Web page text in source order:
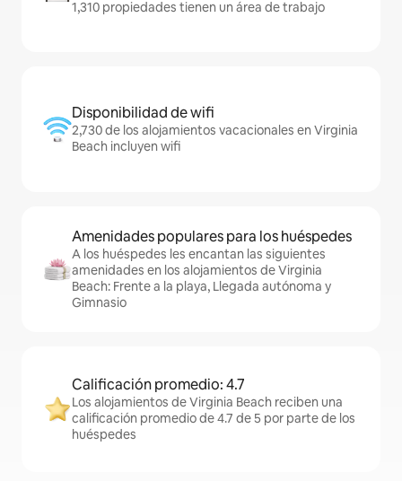
1,310 propiedades tienen un área de trabajo
Disponibilidad de wifi
2,730 de los alojamientos vacacionales en Virginia
Beach incluyen wifi
Amenidades populares para los huéspedes
A los huéspedes les encantan las siguientes
amenidades en los alojamientos de Virginia
Beach: Frente a la playa, Llegada autónoma y
Gimnasio
Calificación promedio: 4.7
Los alojamientos de Virginia Beach reciben una
calificación promedio de 4.7 de 5 por parte de los
huéspedes